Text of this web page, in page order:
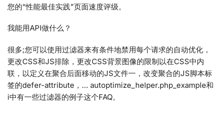
您的“性能最佳实践”页面速度评级。
我能用API做什么？
很多;您可以使用过滤器来有条件地禁用每个请求的自动优化，
更改CSS和JS排除，更改CSS背景图像的限制以在CSS中内
联，以定义在聚合后面移动的JS文件一，改变聚合的JS脚本标
签的defer-attribute，… autoptimize_helper.php_example和
i中有一些过滤器的例子这个FAQ。